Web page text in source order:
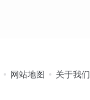
网站地图 关于我们